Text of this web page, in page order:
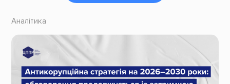
Аналітика